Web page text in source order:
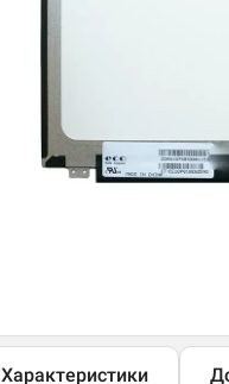
Характеристики